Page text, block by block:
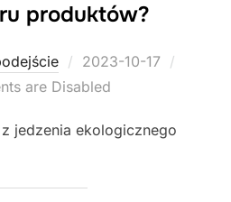
produktów?
Posted
on
2023-10-17
are Disabled
jedzenia ekologicznego